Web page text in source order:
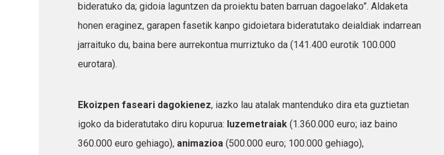
bideratuko da; gidoia laguntzen da proiektu baten barruan dagoelako”. Aldaketa
honen eraginez, garapen fasetik kanpo gidoietara bideratutako deialdiak indarrean
jarraituko du, baina bere aurrekontua murriztuko da (141.400 eurotik 100.000
eurotara).
Ekoizpen faseari dagokienez, iazko lau atalak mantenduko dira eta guztietan
igoko da bideratutako diru kopurua: luzemetraiak (1.360.000 euro; iaz baino
360.000 euro gehiago), animazioa (500.000 euro; 100.000 gehiago),